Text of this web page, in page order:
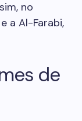
no
a Al-Farabi,
de